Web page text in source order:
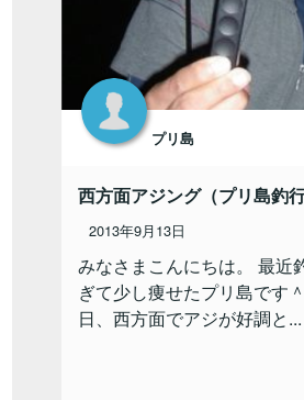
プリ島
西方面アジング（プリ島釣
2013年9月13日
みなさまこんにちは。 最近
ぎて少し痩せたプリ島です
日、西方面でアジが好調と...